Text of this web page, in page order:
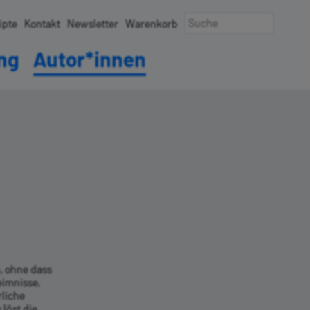
Kontakt Newsletter Warenkorb
Autor*innen
ohne dass